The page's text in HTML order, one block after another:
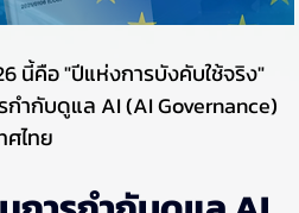
นี้คือ "ปีแห่งการบังคับใช้จริง"
ำกับดูแล AI (AI Governance)
ศไทย